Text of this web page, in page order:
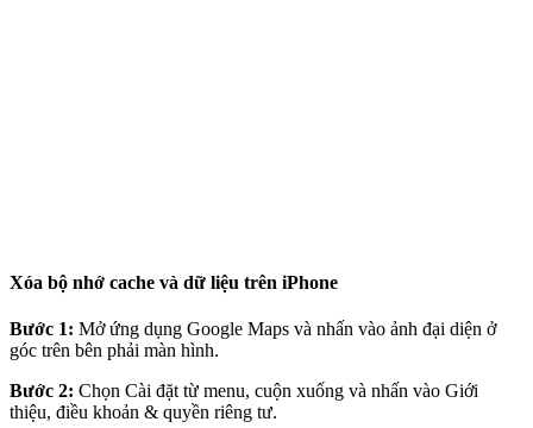
Xóa bộ nhớ cache và dữ liệu trên iPhone
Bước 1: Mở ứng dụng Google Maps và nhấn vào ảnh đại diện ở
góc trên bên phải màn hình.
Bước 2: Chọn Cài đặt từ menu, cuộn xuống và nhấn vào Giới
thiệu, điều khoản & quyền riêng tư.